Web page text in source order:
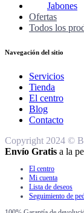
Jabones
Ofertas
Todos los
Navegación del sitio
Servicios
Tienda
El centro
Blog
Contacto
Copyright 2024 ©
Envío Gratis a la
El centro
Mi cuenta
Lista de deseos
Seguimiento de